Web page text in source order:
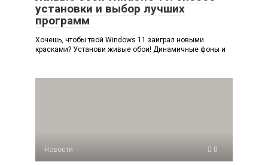
установки и выбор лучших
программ
Хочешь, чтобы твой Windows 11 заиграл новыми
красками? Установи живые обои! Динамичные фоны и
Новости 0